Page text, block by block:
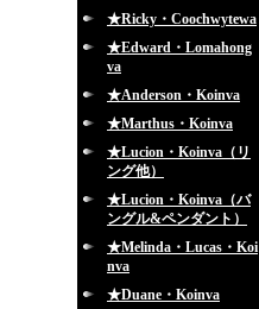
★Ricky・Coochwytewa
★Edward・Lomahong
va
★Anderson・Koinva
★Marthus・Koinva
★Lucion・Koinva（リ
ング他）
★Lucion・Koinva（バ
ングル&ペンダント）
★Melinda・Lucas・Koi
nva
★Duane・Koinva